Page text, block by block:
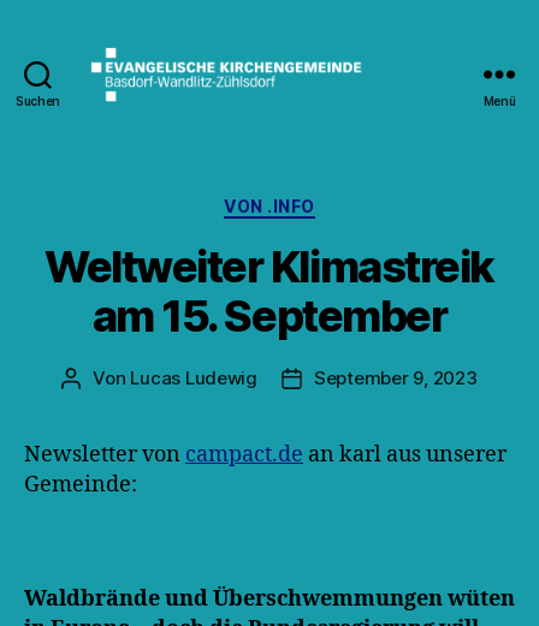
Suchen Menü
Kategorien
VON .INFO
Weltweiter Klimastreik
am 15. September
Beitragsautor
Von Lucas Ludewig Veröffentlichungsdatum
September 9, 2023
Newsletter von campact.de an karl aus unserer
Gemeinde:
Waldbrände und Überschwemmungen wüten